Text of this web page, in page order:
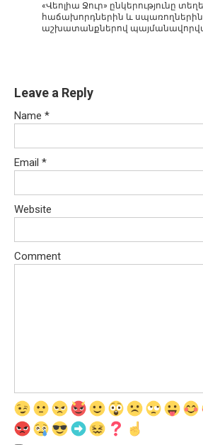
«Վեոլիա Ջուր» ընկերությունը
հաճախորդներին և
աշխատանքներով
Leave a Reply
Name *
Email *
Website
Comment